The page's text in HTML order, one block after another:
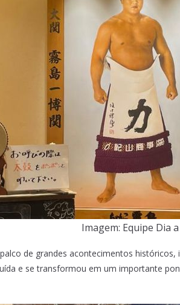
Imagem: Equipe Dia
de grandes acontecimentos históricos,
e se transformou em um importante